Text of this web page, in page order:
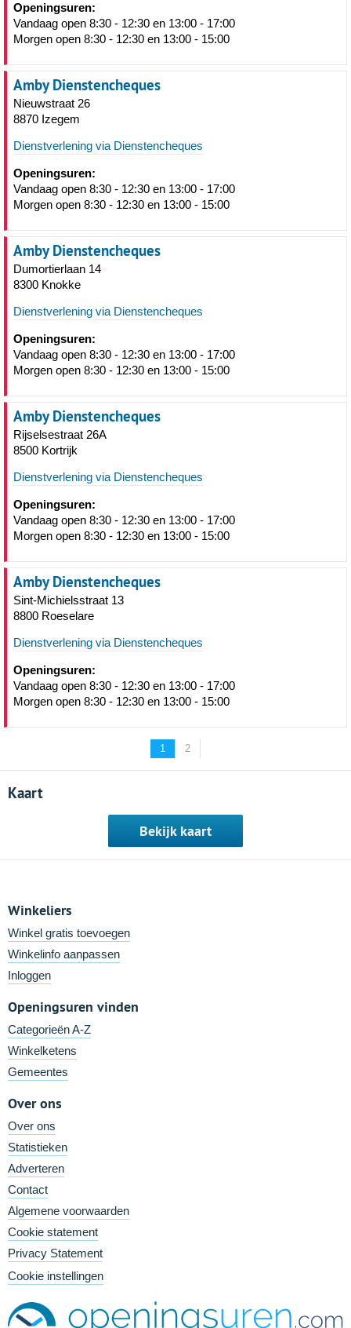
Openingsuren:
Vandaag open 8:30 - 12:30 en 13:00 - 17:00
Morgen open 8:30 - 12:30 en 13:00 - 15:00
Amby Dienstencheques
Nieuwstraat 26
8870 Izegem
Dienstverlening via Dienstencheques
Openingsuren:
Vandaag open 8:30 - 12:30 en 13:00 - 17:00
Morgen open 8:30 - 12:30 en 13:00 - 15:00
Amby Dienstencheques
Dumortierlaan 14
8300 Knokke
Dienstverlening via Dienstencheques
Openingsuren:
Vandaag open 8:30 - 12:30 en 13:00 - 17:00
Morgen open 8:30 - 12:30 en 13:00 - 15:00
Amby Dienstencheques
Rijselsestraat 26A
8500 Kortrijk
Dienstverlening via Dienstencheques
Openingsuren:
Vandaag open 8:30 - 12:30 en 13:00 - 17:00
Morgen open 8:30 - 12:30 en 13:00 - 15:00
Amby Dienstencheques
Sint-Michielsstraat 13
8800 Roeselare
Dienstverlening via Dienstencheques
Openingsuren:
Vandaag open 8:30 - 12:30 en 13:00 - 17:00
Morgen open 8:30 - 12:30 en 13:00 - 15:00
1 2
Kaart
Bekijk kaart
Winkeliers
Winkel gratis toevoegen
Winkelinfo aanpassen
Inloggen
Openingsuren vinden
Categorieën A-Z
Winkelketens
Gemeentes
Over ons
Over ons
Statistieken
Adverteren
Contact
Algemene voorwaarden
Cookie statement
Privacy Statement
Cookie instellingen